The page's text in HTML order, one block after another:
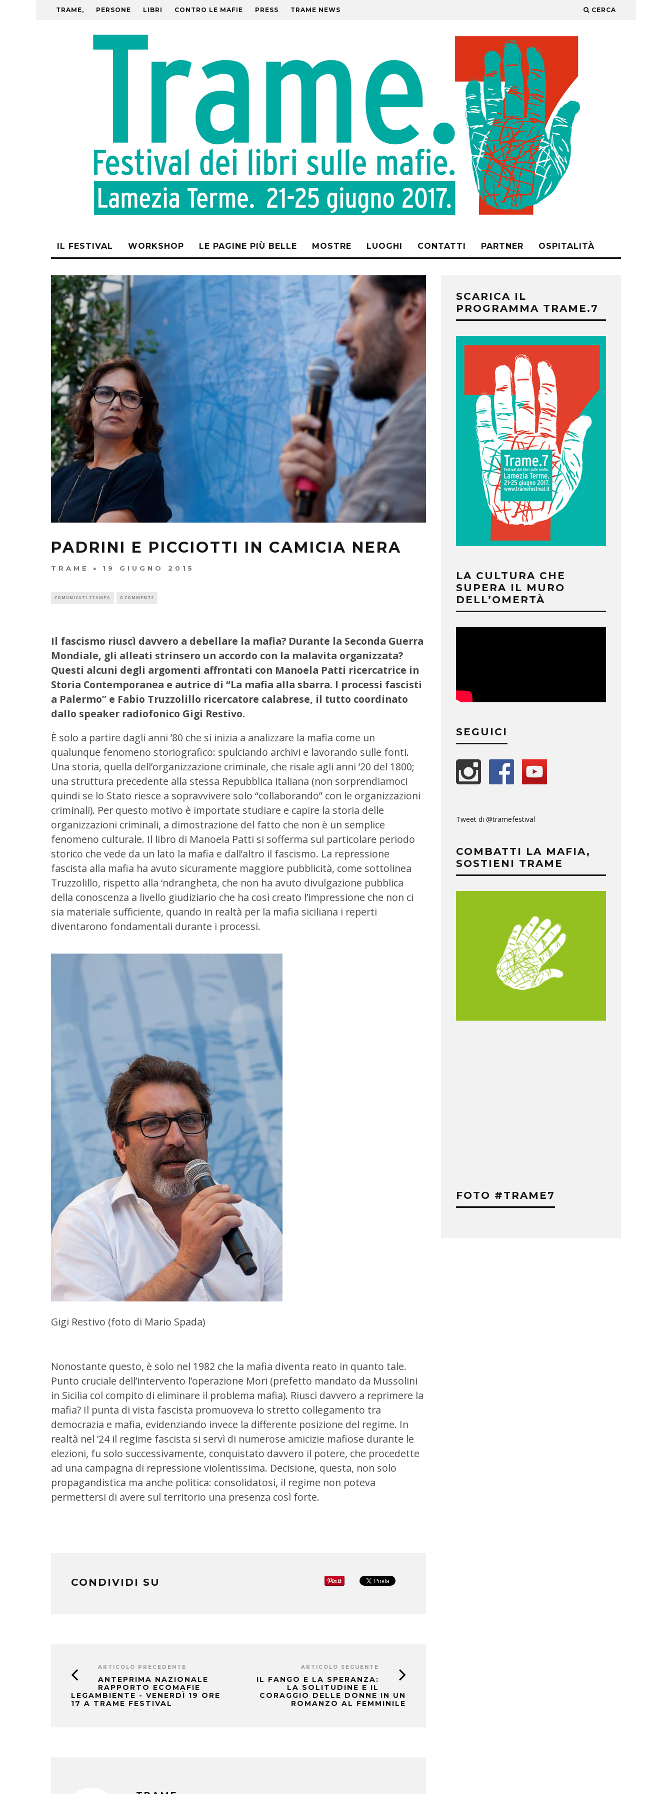
TRAME, PERSONE LIBRI CONTRO LE MAFIE PRESS TRAME NEWS CERCA
IL FESTIVAL WORKSHOP LE PAGINE PIÙ BELLE MOSTRE LUOGHI CONTATTI PARTNER OSPITALITÀ
PADRINI E PICCIOTTI IN CAMICIA NERA
TRAME 19 GIUGNO 2015
COMUNICATI STAMPA 0 COMMENTS
Il fascismo riuscì davvero a debellare la mafia? Durante la Seconda Guerra
Mondiale, gli alleati strinsero un accordo con la malavita organizzata?
Questi alcuni degli argomenti affrontati con Manoela Patti ricercatrice in
Storia Contemporanea e autrice di “La mafia alla sbarra. I processi fascisti
a Palermo” e Fabio Truzzolillo ricercatore calabrese, il tutto coordinato
dallo speaker radiofonico Gigi Restivo.
È solo a partire dagli anni ’80 che si inizia a analizzare la mafia come un
qualunque fenomeno storiografico: spulciando archivi e lavorando sulle fonti.
Una storia, quella dell’organizzazione criminale, che risale agli anni ‘20 del 1800;
una struttura precedente alla stessa Repubblica italiana (non sorprendiamoci
quindi se lo Stato riesce a sopravvivere solo “collaborando” con le organizzazioni
criminali). Per questo motivo è importate studiare e capire la storia delle
organizzazioni criminali, a dimostrazione del fatto che non è un semplice
fenomeno culturale. Il libro di Manoela Patti si sofferma sul particolare periodo
storico che vede da un lato la mafia e dall’altro il fascismo. La repressione
fascista alla mafia ha avuto sicuramente maggiore pubblicità, come sottolinea
Truzzolillo, rispetto alla ‘ndrangheta, che non ha avuto divulgazione pubblica
della conoscenza a livello giudiziario che ha così creato l’impressione che non ci
sia materiale sufficiente, quando in realtà per la mafia siciliana i reperti
diventarono fondamentali durante i processi.
Gigi Restivo (foto di Mario Spada)
Nonostante questo, è solo nel 1982 che la mafia diventa reato in quanto tale.
Punto cruciale dell’intervento l’operazione Mori (prefetto mandato da Mussolini
in Sicilia col compito di eliminare il problema mafia). Riuscì davvero a reprimere la
mafia? Il punta di vista fascista promuoveva lo stretto collegamento tra
democrazia e mafia, evidenziando invece la differente posizione del regime. In
realtà nel ’24 il regime fascista si servì di numerose amicizie mafiose durante le
elezioni, fu solo successivamente, conquistato davvero il potere, che procedette
ad una campagna di repressione violentissima. Decisione, questa, non solo
propagandistica ma anche politica: consolidatosi, il regime non poteva
permettersi di avere sul territorio una presenza così forte.
CONDIVIDI SU
ARTICOLO PRECEDENTE
ANTEPRIMA NAZIONALE
RAPPORTO ECOMAFIE
LEGAMBIENTE - VENERDÌ 19 ORE
17 A TRAME FESTIVAL
ARTICOLO SEGUENTE
IL FANGO E LA SPERANZA:
LA SOLITUDINE E IL
CORAGGIO DELLE DONNE IN UN
ROMANZO AL FEMMINILE
SCARICA IL
PROGRAMMA TRAME.7
LA CULTURA CHE
SUPERA IL MURO
DELL’OMERTÀ
SEGUICI
Tweet di @tramefestival
COMBATTI LA MAFIA,
SOSTIENI TRAME
FOTO #TRAME7